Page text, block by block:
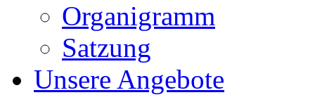
Organigramm
Satzung
Unsere Angebote